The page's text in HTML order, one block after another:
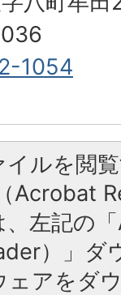
1054
イルを閲
Acrobat
左記の
）」ダ
ェアをダ